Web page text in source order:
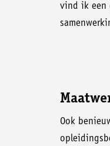
vind ik een
Ook